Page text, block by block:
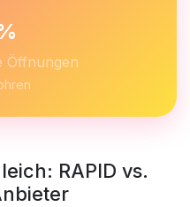
Öffnungen
RAPID vs.